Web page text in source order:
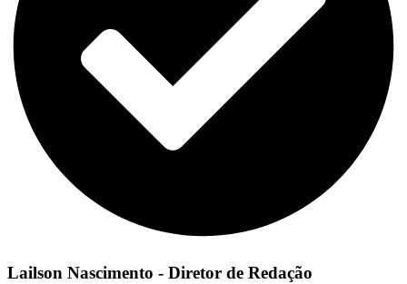
Lailson Nascimento - Diretor de Redação